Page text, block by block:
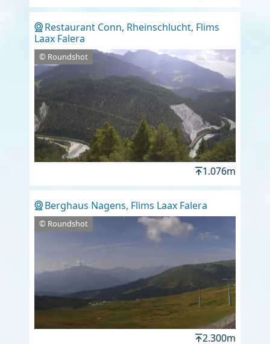
Restaurant Conn, Rheinschlucht, Flims
Laax Falera
© Roundshot
1.076m
Berghaus Nagens, Flims Laax Falera
© Roundshot
2.300m